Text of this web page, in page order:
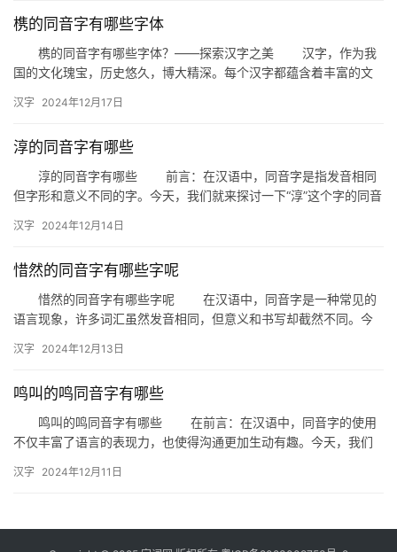
槜的同音字有哪些字体
槜的同音字有哪些字体？——探索汉字之美 汉字，作为我
国的文化瑰宝，历史悠久，博大精深。每个汉字都蕴含着丰富的文
味。…
汉字 2024年12月17日
淳的同音字有哪些
淳的同音字有哪些 前言：在汉语中，同音字是指发音相同
但字形和意义不同的字。今天，我们就来探讨一下“淳”这个字的同音
汉字 2024年12月14日
惜然的同音字有哪些字呢
惜然的同音字有哪些字呢 在汉语中，同音字是一种常见的
语言现象，许多词汇虽然发音相同，但意义和书写却截然不同。今
汉字 2024年12月13日
鸣叫的鸣同音字有哪些
鸣叫的鸣同音字有哪些 在前言：在汉语中，同音字的使用
不仅丰富了语言的表现力，也使得沟通更加生动有趣。今天，我们
汉字 2024年12月11日